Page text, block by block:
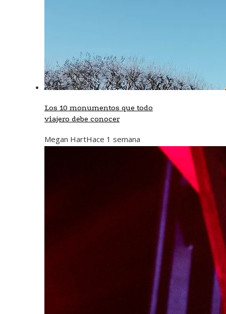
Los 10 monumentos que todo
viajero debe conocer
Megan HartHace 1 semana